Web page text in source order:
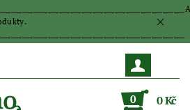
0 0 Kč